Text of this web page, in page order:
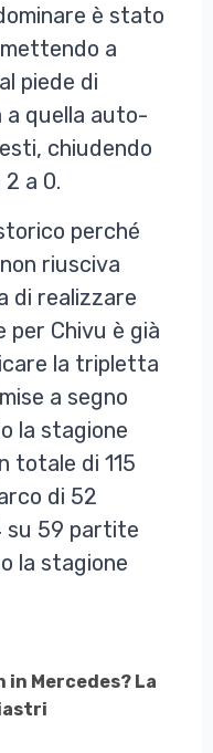
è stato
a
piede di
a quella auto-
chiudendo
a 0.
perché
riusciva
di realizzare
per Chivu è già
la tripletta
a segno
la stagione
totale di 115
di 52
su 59 partite
la stagione
in Mercedes? La